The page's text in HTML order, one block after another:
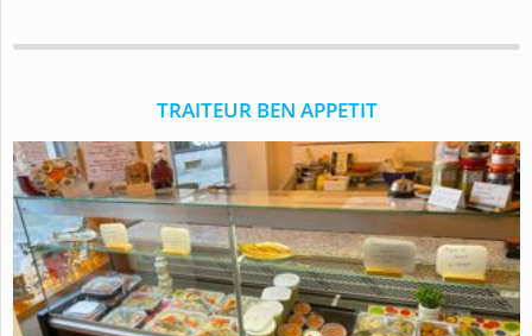
TRAITEUR BEN APPETIT